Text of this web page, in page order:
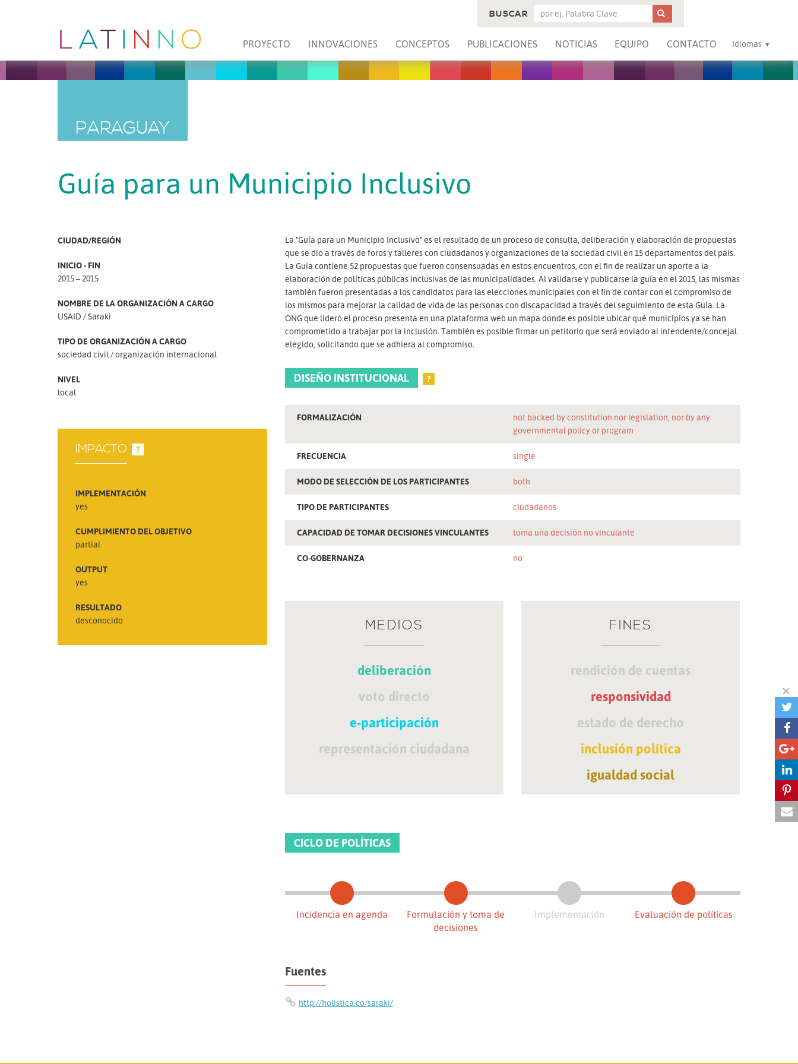
PROYECTO INNOVACIONES CONCEPTOS PUBLICACIONES NOTICIAS EQUIPO CONTACTO Idiomas
BUSCAR
PARAGUAY
Guía para un Municipio Inclusivo
CIUDAD/REGIÓN
INICIO - FIN
2015 – 2015
NOMBRE DE LA ORGANIZACIÓN A CARGO
USAID
Saraki
TIPO DE ORGANIZACIÓN A CARGO
sociedad civil
organización internacional
NIVEL
local
IMPACTO ?
IMPLEMENTACIÓN
yes
CUMPLIMIENTO DEL OBJETIVO
partial
OUTPUT
yes
RESULTADO
desconocido
La "Guía para un Municipio Inclusivo" es el resultado de un proceso de consulta, deliberación y elaboración de propuestas
que se dio a través de foros y talleres con ciudadanos y organizaciones de la sociedad civil en 15 departamentos del país.
La Guía contiene 52 propuestas que fueron consensuadas en estos encuentros, con el fin de realizar un aporte a la
elaboración de políticas públicas inclusivas de las municipalidades. Al validarse y publicarse la guía en el 2015, las mismas
también fueron presentadas a los candidatos para las elecciones municipales con el fin de contar con el compromiso de
los mismos para mejorar la calidad de vida de las personas con discapacidad a través del seguimiento de esta Guía. La
ONG que lideró el proceso presenta en una plataforma web un mapa donde es posible ubicar qué municipios ya se han
comprometido a trabajar por la inclusión. También es posible firmar un petitorio que será enviado al intendente/concejal
elegido, solicitando que se adhiera al compromiso.
DISEÑO INSTITUCIONAL ?
FORMALIZACIÓN
not backed by constitution nor legislation, nor by any
governmental policy or program
FRECUENCIA single
MODO DE SELECCIÓN DE LOS PARTICIPANTES both
TIPO DE PARTICIPANTES ciudadanos
CAPACIDAD DE TOMAR DECISIONES VINCULANTES toma una decisión no vinculante
CO-GOBERNANZA no
MEDIOS
deliberación
voto directo
e-participación
representación ciudadana
FINES
rendición de cuentas
responsividad
estado de derecho
inclusión política
igualdad social
CICLO DE POLÍTICAS
Incidencia en agenda
Formulación y toma de
decisiones
Implementación Evaluación de políticas
Fuentes
http://holistica.co/saraki/